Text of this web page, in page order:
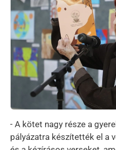
- A kötet nagy része a
pályázatra készítették el a